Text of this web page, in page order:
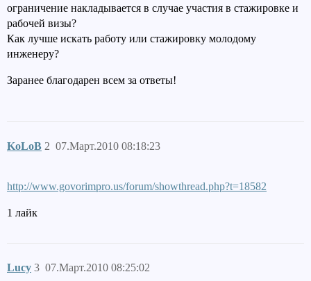
ограничение накладывается в случае участия в стажировке и
рабочей визы?
Как лучше искать работу или стажировку молодому
инженеру?
Заранее благодарен всем за ответы!
KoLoB 07.Март.2010 08:18:23
2
http://www.govorimpro.us/forum/showthread.php?t=18582
1 лайк
Lucy 07.Март.2010 08:25:02
3